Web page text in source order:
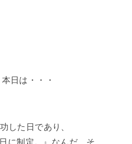
日は・・・
した日であり、